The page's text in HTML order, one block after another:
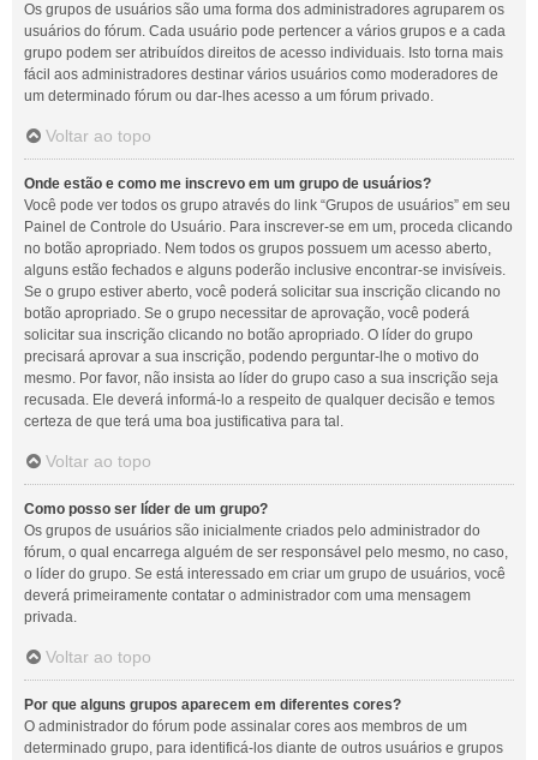
Os grupos de usuários são uma forma dos administradores agruparem os
usuários do fórum. Cada usuário pode pertencer a vários grupos e a cada
grupo podem ser atribuídos direitos de acesso individuais. Isto torna mais
fácil aos administradores destinar vários usuários como moderadores de
um determinado fórum ou dar-lhes acesso a um fórum privado.
Voltar ao topo
Onde estão e como me inscrevo em um grupo de usuários?
Você pode ver todos os grupo através do link “Grupos de usuários” em seu
Painel de Controle do Usuário. Para inscrever-se em um, proceda clicando
no botão apropriado. Nem todos os grupos possuem um acesso aberto,
alguns estão fechados e alguns poderão inclusive encontrar-se invisíveis.
Se o grupo estiver aberto, você poderá solicitar sua inscrição clicando no
botão apropriado. Se o grupo necessitar de aprovação, você poderá
solicitar sua inscrição clicando no botão apropriado. O líder do grupo
precisará aprovar a sua inscrição, podendo perguntar-lhe o motivo do
mesmo. Por favor, não insista ao líder do grupo caso a sua inscrição seja
recusada. Ele deverá informá-lo a respeito de qualquer decisão e temos
certeza de que terá uma boa justificativa para tal.
Voltar ao topo
Como posso ser líder de um grupo?
Os grupos de usuários são inicialmente criados pelo administrador do
fórum, o qual encarrega alguém de ser responsável pelo mesmo, no caso,
o líder do grupo. Se está interessado em criar um grupo de usuários, você
deverá primeiramente contatar o administrador com uma mensagem
privada.
Voltar ao topo
Por que alguns grupos aparecem em diferentes cores?
O administrador do fórum pode assinalar cores aos membros de um
determinado grupo, para identificá-los diante de outros usuários e grupos